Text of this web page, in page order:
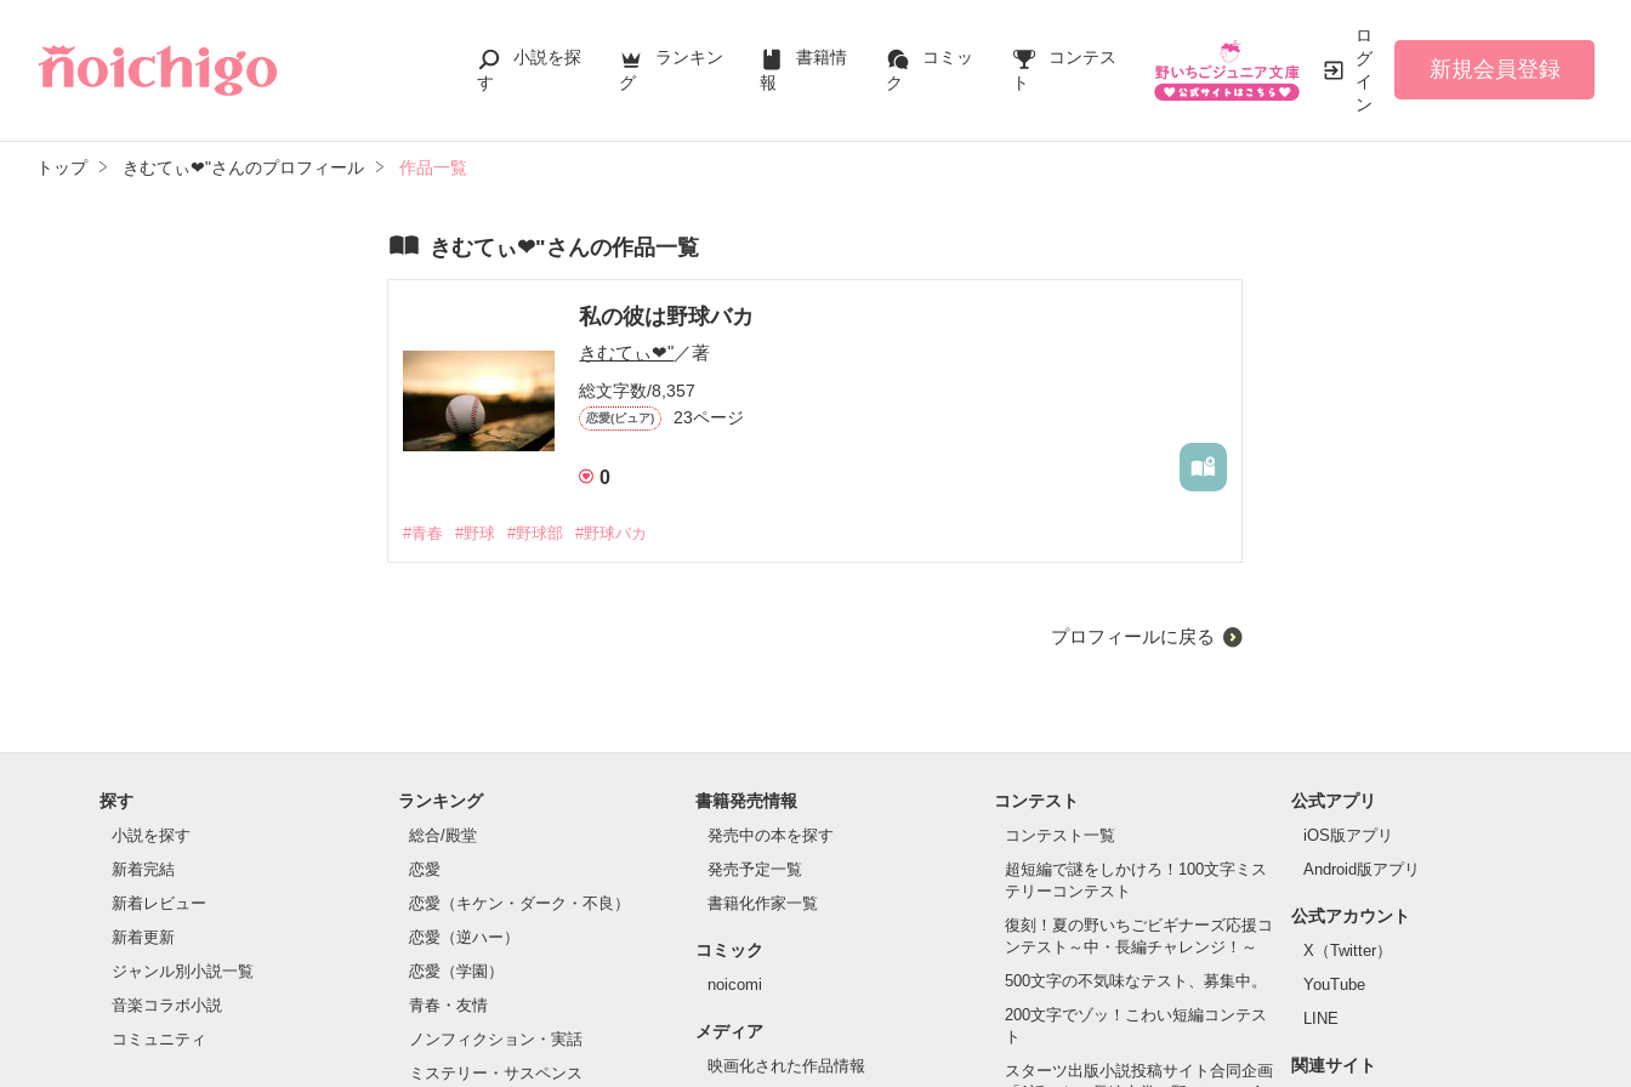
小説を探
す
ランキン
グ
書籍情
報
コミッ
ク
コンテス
ト
ロ
グ
イ
ン
新規会員登録
トップ きむてぃ❤︎"さんのプロフィール 作品一覧
きむてぃ❤︎"さんの作品一覧
私の彼は野球バカ
きむてぃ❤︎"／著
総文字数/8,357
恋愛(ピュア) 23ページ
0
#青春 #野球 #野球部 #野球バカ
プロフィールに戻る
探す
小説を探す
新着完結
新着レビュー
新着更新
ジャンル別小説一覧
音楽コラボ小説
コミュニティ
ランキング
総合/殿堂
恋愛
恋愛（キケン・ダーク・不良）
恋愛（逆ハー）
恋愛（学園）
青春・友情
ノンフィクション・実話
ミステリー・サスペンス
書籍発売情報
発売中の本を探す
発売予定一覧
書籍化作家一覧
コミック
noicomi
メディア
映画化された作品情報
コンテスト
コンテスト一覧
超短編で謎をしかけろ！100文字ミス
テリーコンテスト
復刻！夏の野いちごビギナーズ応援コ
ンテスト～中・長編チャレンジ！～
500文字の不気味なテスト、募集中。
200文字でゾッ！こわい短編コンテス
ト
スターツ出版小説投稿サイト合同企画
公式アプリ
iOS版アプリ
Android版アプリ
公式アカウント
X（Twitter）
YouTube
LINE
関連サイト